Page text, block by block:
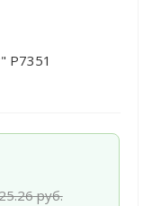
Р7351
руб.